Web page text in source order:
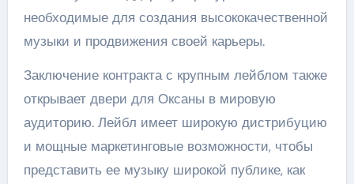
необходимые для создания высококачественной
музыки и продвижения своей карьеры.
Заключение контракта с крупным лейблом также
открывает двери для Оксаны в мировую
аудиторию. Лейбл имеет широкую дистрибуцию
и мощные маркетинговые возможности, чтобы
представить ее музыку широкой публике, как